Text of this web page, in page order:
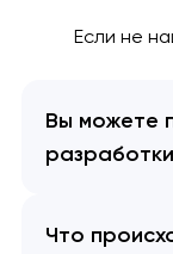
Если не
Вы можете
Что